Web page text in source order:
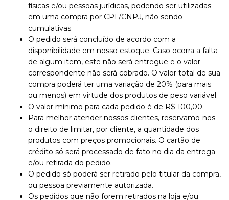
físicas e/ou pessoas jurídicas, podendo ser utilizadas
em uma compra por CPF/CNPJ, não sendo
cumulativas.
O pedido será concluído de acordo com a
disponibilidade em nosso estoque. Caso ocorra a falta
de algum item, este não será entregue e o valor
correspondente não será cobrado. O valor total de sua
compra poderá ter uma variação de 20% (para mais
ou menos) em virtude dos produtos de peso variável.
O valor mínimo para cada pedido é de R$ 100,00.
Para melhor atender nossos clientes, reservamo-nos
o direito de limitar, por cliente, a quantidade dos
produtos com preços promocionais. O cartão de
crédito só será processado de fato no dia da entrega
e/ou retirada do pedido.
O pedido só poderá ser retirado pelo titular da compra,
ou pessoa previamente autorizada.
Os pedidos que não forem retirados na loja e/ou